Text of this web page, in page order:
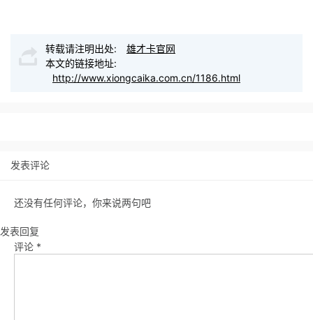
转载请注明出处:
雄才卡官网
本文的链接地址:
http://www.xiongcaika.com.cn/1186.html
发表评论
还没有任何评论，你来说两句吧
发表回复
评论 *